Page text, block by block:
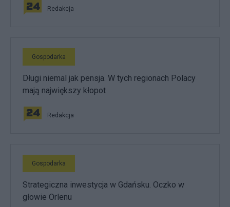
Redakcja
Gospodarka
Długi niemal jak pensja. W tych regionach Polacy
mają największy kłopot
Redakcja
Gospodarka
Strategiczna inwestycja w Gdańsku. Oczko w
głowie Orlenu